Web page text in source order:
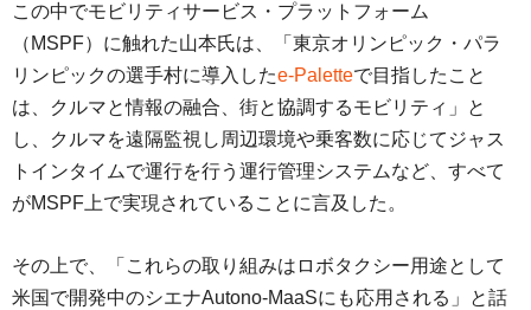
この中でモビリティサービス・プラットフォーム
（MSPF）に触れた山本氏は、「東京オリンピック・パラ
リンピックの選手村に導入したe-Paletteで目指したこと
は、クルマと情報の融合、街と協調するモビリティ」と
し、クルマを遠隔監視し周辺環境や乗客数に応じてジャス
トインタイムで運行を行う運行管理システムなど、すべて
がMSPF上で実現されていることに言及した。
その上で、「これらの取り組みはロボタクシー用途として
米国で開発中のシエナAutono-MaaSにも応用される」と話